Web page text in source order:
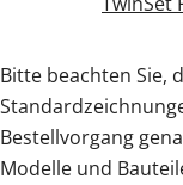
Bitte beachten Sie,
Bestellvorgang
Modelle und